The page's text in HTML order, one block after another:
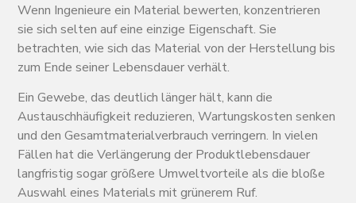
Wenn Ingenieure ein Material bewerten, konzentrieren
sie sich selten auf eine einzige Eigenschaft. Sie
betrachten, wie sich das Material von der Herstellung bis
zum Ende seiner Lebensdauer verhält.
Ein Gewebe, das deutlich länger hält, kann die
Austauschhäufigkeit reduzieren, Wartungskosten senken
und den Gesamtmaterialverbrauch verringern. In vielen
Fällen hat die Verlängerung der Produktlebensdauer
langfristig sogar größere Umweltvorteile als die bloße
Auswahl eines Materials mit grünerem Ruf.